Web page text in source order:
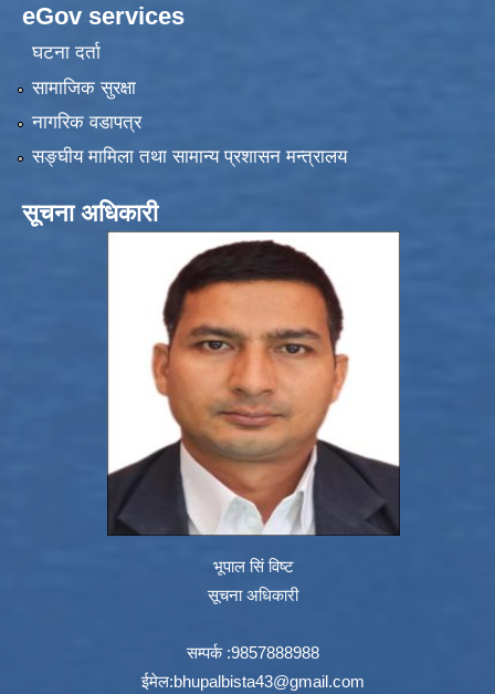
eGov services
घटना दर्ता
सामाजिक सुरक्षा
नागरिक वडापत्र
सङ्‍घीय मामिला तथा सामान्य प्रशासन मन्त्रालय
सूचना अधिकारी
भूपाल सिं विष्ट
सूचना अधिकारी
सम्पर्क :9857888988
ईमेल:bhupalbista43@gmail.com